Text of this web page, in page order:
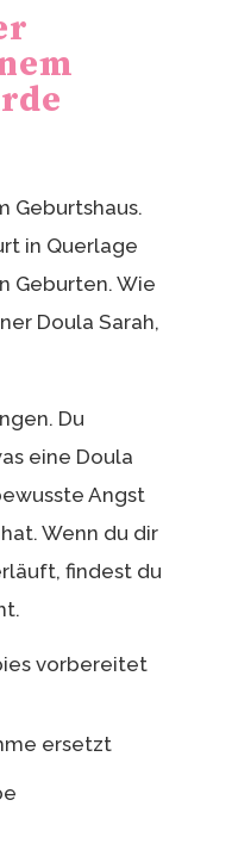
Geburtshaus.
in Querlage
Geburten. Wie
Doula Sarah,
Du
eine Doula
Angst
Wenn du dir
findest du
vorbereitet
ersetzt